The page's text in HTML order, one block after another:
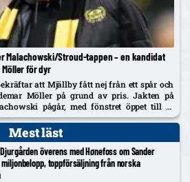
Malachowski/Stroud-tappen – en kandidat
för dyr
att Mjällby fått nej från ett spår och
Möller på grund av pris. Jakten på
pågår, med fönstret öppet till 31
Mest läst
överens med Hønefoss om Sander
miljonbelopp, toppförsäljning från norska